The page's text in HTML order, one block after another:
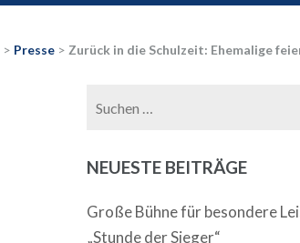
> Presse > Zurück in die Schulzeit: Ehemalige
NEUESTE BEITRÄGE
Große Bühne für besondere
„Stunde der Sieger“